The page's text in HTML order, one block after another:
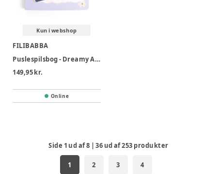
Kun i webshop
FILIBABBA
Puslespilsbog - Dreamy Adventurers
149,95 kr.
Online
Side 1 ud af8 |36 ud af253 produkter
1 2 3 4